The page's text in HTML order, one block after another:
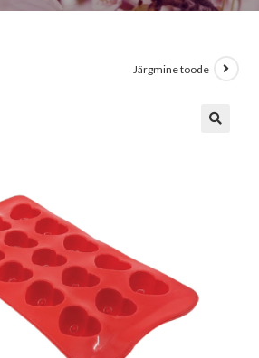
Järgmine toode